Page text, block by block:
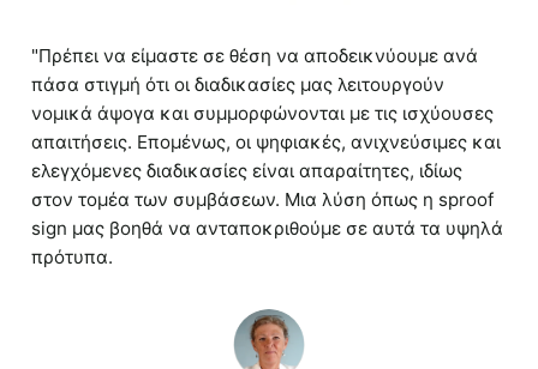
"Πρέπει να είμαστε σε θέση να αποδεικνύουμε ανά
πάσα στιγμή ότι οι διαδικασίες μας λειτουργούν
νομικά άψογα και συμμορφώνονται με τις ισχύουσες
απαιτήσεις. Επομένως, οι ψηφιακές, ανιχνεύσιμες και
ελεγχόμενες διαδικασίες είναι απαραίτητες, ιδίως
στον τομέα των συμβάσεων. Μια λύση όπως η sproof
sign μας βοηθά να ανταποκριθούμε σε αυτά τα υψηλά
πρότυπα.